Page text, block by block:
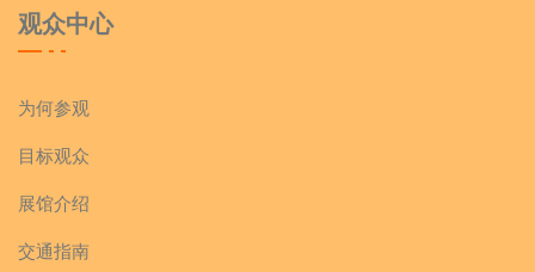
观众中心
为何参观
目标观众
展馆介绍
交通指南